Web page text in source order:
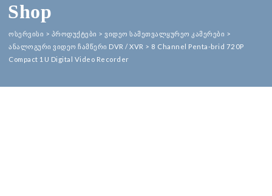
Shop
ოსერვისი > პროდუქტები > ვიდეო სამეთვალყურეო კამერები >
ანალოგური ვიდეო ჩამწერი DVR / XVR > 8 Channel Penta-brid 720P
Compact 1U Digital Video Recorder